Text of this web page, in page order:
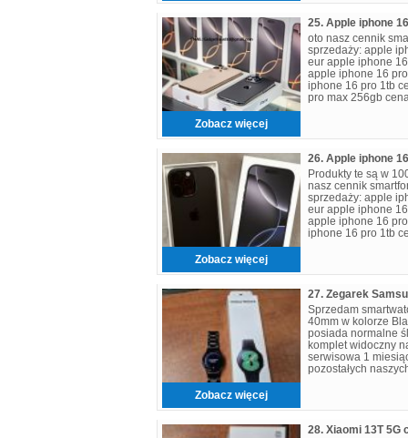
Zobacz więcej
oto nasz cennik
sprzedaży: apple
eur apple iphone
apple iphone 16
iphone 16 pro 1tb
pro max 256gb
Zobacz więcej
Produkty te są w
nasz cennik
sprzedaży: apple
eur apple iphone
apple iphone 16
iphone 16 pro 1tb
Zobacz więcej
Sprzedam
40mm w kolorze
posiada normalne
komplet widoczny
serwisowa 1
pozostałych